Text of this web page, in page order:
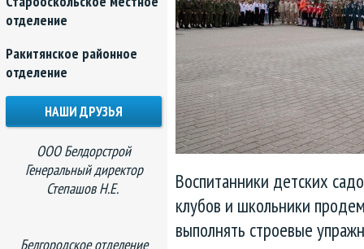
Воспитанники детских
клубов и школьники
выполнять строевые
отделение
Ракитянское районное
отделение
НАШИ ДРУЗЬЯ
ООО Белдорстрой
Генеральный директор
Степашов Н.Е.
Белгородское отделение